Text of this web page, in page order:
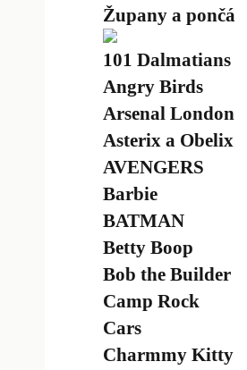
Župany a pončá
101 Dalmatians
Angry Birds
Arsenal London
Asterix a Obelix
AVENGERS
Barbie
BATMAN
Betty Boop
Bob the Builder
Camp Rock
Cars
Charmmy Kitty